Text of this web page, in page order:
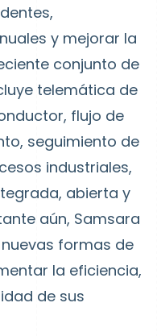
y mejorar la
conjunto de
telemática de
flujo de
seguimiento de
industriales,
abierta y
aún, Samsara
formas de
la eficiencia,
de sus